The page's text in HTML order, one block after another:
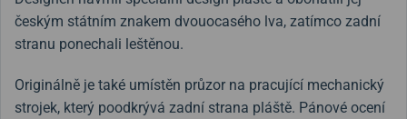
českým státním znakem dvouocasého lva, zatímco zadní
stranu ponechali leštěnou.
Originálně je také umístěn průzor na pracující mechanický
strojek, který poodkrývá zadní strana pláště. Pánové ocení